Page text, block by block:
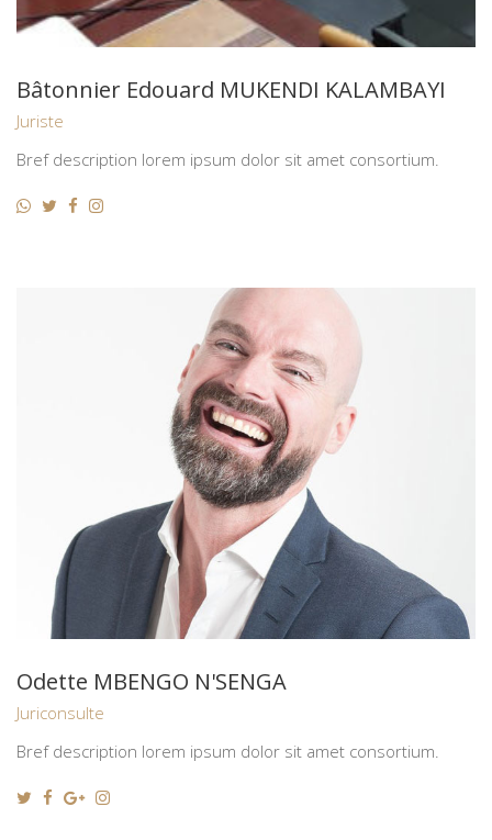
Bâtonnier Edouard MUKENDI KALAMBAYI
Juriste
Bref description lorem ipsum dolor sit amet consortium.
Odette MBENGO N'SENGA
Juriconsulte
Bref description lorem ipsum dolor sit amet consortium.